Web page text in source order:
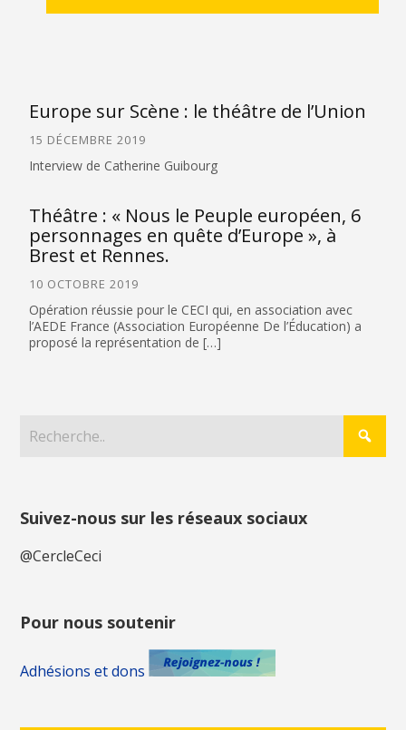
Europe sur Scène : le théâtre de l’Union
15 DÉCEMBRE 2019
Interview de Catherine Guibourg
Théâtre : « Nous le Peuple européen, 6
personnages en quête d’Europe », à
Brest et Rennes.
10 OCTOBRE 2019
Opération réussie pour le CECI qui, en association avec
l’AEDE France (Association Européenne De l’Éducation) a
proposé la représentation de […]
Suivez-nous sur les réseaux sociaux
@CercleCeci
Pour nous soutenir
Adhésions et dons